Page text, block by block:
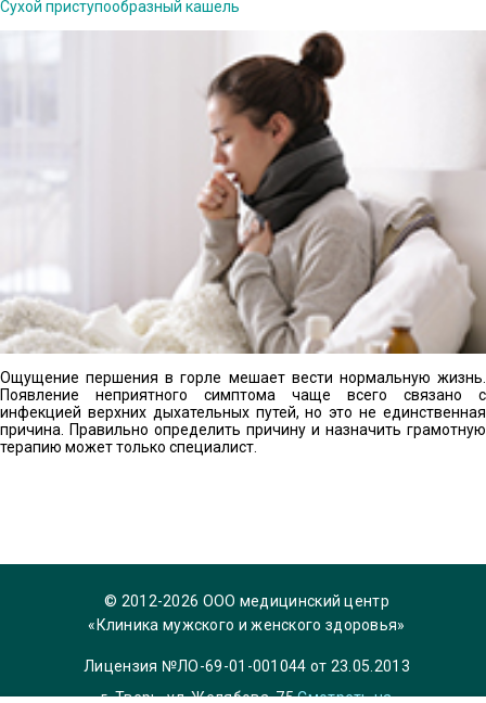
Сухой приступообразный кашель
Ощущение першения в горле мешает вести нормальную жизнь.
Появление неприятного симптома чаще всего связано с
инфекцией верхних дыхательных путей, но это не единственная
причина. Правильно определить причину и назначить грамотную
терапию может только специалист.
© 2012-2026 ООО медицинский центр
«Клиника мужского и женского здоровья»
Лицензия №ЛО-69-01-001044 от 23.05.2013
г. Тверь, ул. Желябова, 75Смотреть на